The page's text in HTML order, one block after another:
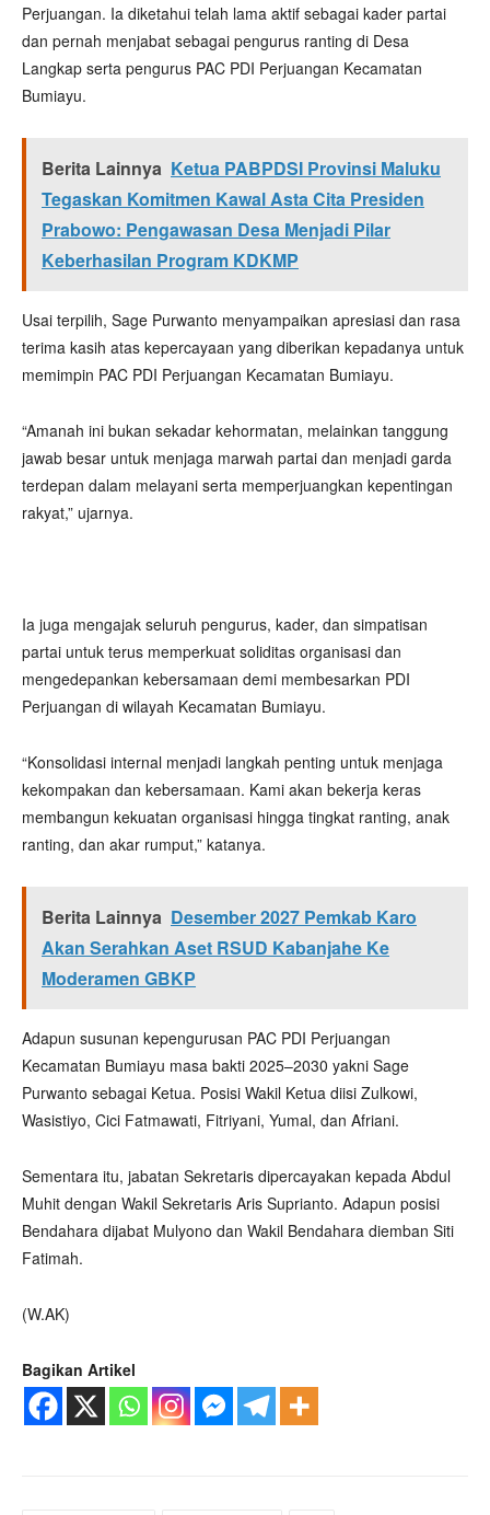
Perjuangan. Ia diketahui telah lama aktif sebagai kader partai
dan pernah menjabat sebagai pengurus ranting di Desa
Langkap serta pengurus PAC PDI Perjuangan Kecamatan
Bumiayu.
Berita Lainnya Ketua PABPDSI Provinsi Maluku
Tegaskan Komitmen Kawal Asta Cita Presiden
Prabowo: Pengawasan Desa Menjadi Pilar
Keberhasilan Program KDKMP
Usai terpilih, Sage Purwanto menyampaikan apresiasi dan rasa
terima kasih atas kepercayaan yang diberikan kepadanya untuk
memimpin PAC PDI Perjuangan Kecamatan Bumiayu.
“Amanah ini bukan sekadar kehormatan, melainkan tanggung
jawab besar untuk menjaga marwah partai dan menjadi garda
terdepan dalam melayani serta memperjuangkan kepentingan
rakyat,” ujarnya.
Ia juga mengajak seluruh pengurus, kader, dan simpatisan
partai untuk terus memperkuat soliditas organisasi dan
mengedepankan kebersamaan demi membesarkan PDI
Perjuangan di wilayah Kecamatan Bumiayu.
“Konsolidasi internal menjadi langkah penting untuk menjaga
kekompakan dan kebersamaan. Kami akan bekerja keras
membangun kekuatan organisasi hingga tingkat ranting, anak
ranting, dan akar rumput,” katanya.
Berita Lainnya Desember 2027 Pemkab Karo
Akan Serahkan Aset RSUD Kabanjahe Ke
Moderamen GBKP
Adapun susunan kepengurusan PAC PDI Perjuangan
Kecamatan Bumiayu masa bakti 2025–2030 yakni Sage
Purwanto sebagai Ketua. Posisi Wakil Ketua diisi Zulkowi,
Wasistiyo, Cici Fatmawati, Fitriyani, Yumal, dan Afriani.
Sementara itu, jabatan Sekretaris dipercayakan kepada Abdul
Muhit dengan Wakil Sekretaris Aris Suprianto. Adapun posisi
Bendahara dijabat Mulyono dan Wakil Bendahara diemban Siti
Fatimah.
(W.AK)
Bagikan Artikel